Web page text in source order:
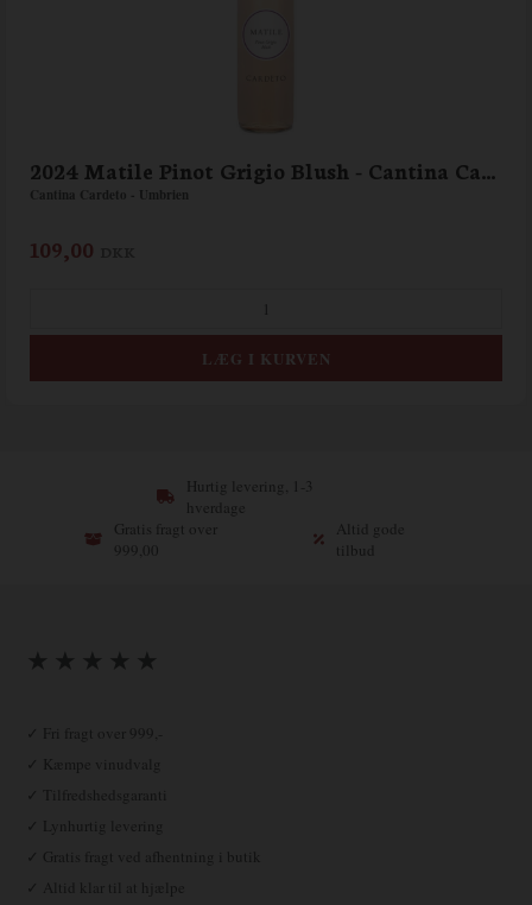
2024 Matile Pinot Grigio Blush - Cantina Cardeto
Cantina Cardeto - Umbrien
109,00
Hurtig levering, 1-3
hverdage
Gratis fragt over
999,00
Altid gode
tilbud
★ ★ ★ ★ ★
✓ Fri fragt over 999,-
✓ Kæmpe vinudvalg
✓ Tilfredshedsgaranti
✓ Lynhurtig levering
✓ Gratis fragt ved afhentning i butik
✓ Altid klar til at hjælpe